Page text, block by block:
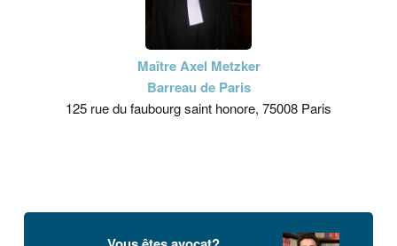
Maître Axel Metzker
Barreau de Paris
125 rue du faubourg saint honore, 75008 Paris